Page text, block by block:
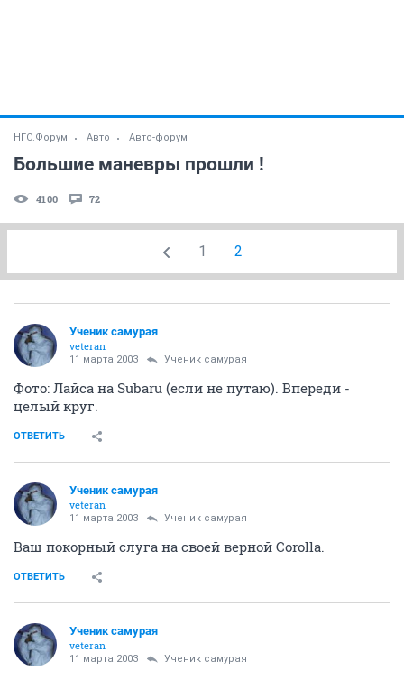
НГС.Форум Авто Авто-форум
Большие маневры прошли !
4100 72
1 2
Ученик самурая
veteran
11 марта 2003 Ученик самурая
Фото: Лайса на Subaru (если не путаю). Впереди -
целый круг.
ОТВЕТИТЬ
Ученик самурая
veteran
11 марта 2003 Ученик самурая
Ваш покорный слуга на своей верной Corolla.
ОТВЕТИТЬ
Ученик самурая
veteran
11 марта 2003 Ученик самурая